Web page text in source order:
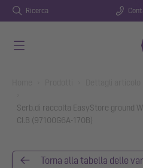
Ricerca
Serb.di raccolta EasyStore ground
Cl.B (97100G6A-170B)
Torna alla tabella delle